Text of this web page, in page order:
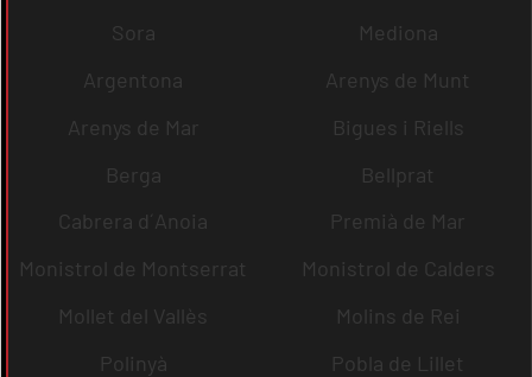
Sora
Mediona
Argentona
Arenys de Munt
Arenys de Mar
Bigues i Riells
Berga
Bellprat
Cabrera d´Anoia
Premià de Mar
Monistrol de Montserrat
Monistrol de Calders
Mollet del Vallès
Molins de Rei
Polinyà
Pobla de Lillet